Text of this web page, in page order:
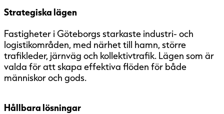
Strategiska lägen
Fastigheter i Göteborgs starkaste industri- och
logistikområden, med närhet till hamn, större
trafikleder, järnväg och kollektivtrafik. Lägen som är
valda för att skapa effektiva flöden för både
människor och gods.
Hållbara lösningar